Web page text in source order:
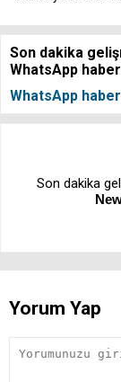
Son dakika
WhatsApp
WhatsApp haber
Son dakika
Yorum Yap